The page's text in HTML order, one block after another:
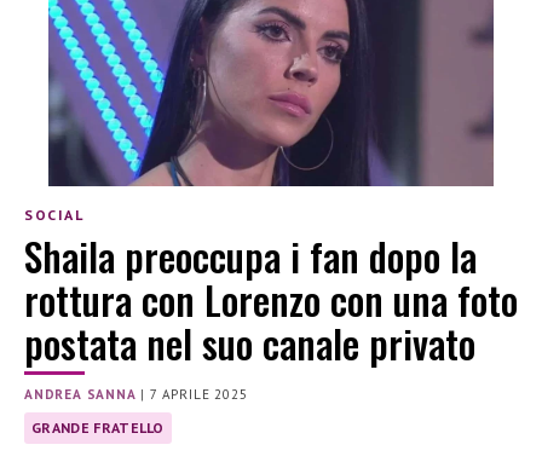
SOCIAL
Shaila preoccupa i fan dopo la
rottura con Lorenzo con una foto
postata nel suo canale privato
ANDREA SANNA |7 APRILE 2025
GRANDE FRATELLO